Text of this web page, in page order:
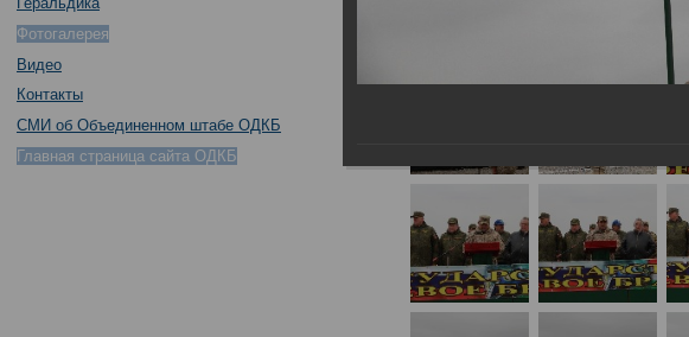
Фотогалерея
Видео
Контакты
СМИ об Объединенном штабе ОДКБ
Главная страница сайта ОДКБ